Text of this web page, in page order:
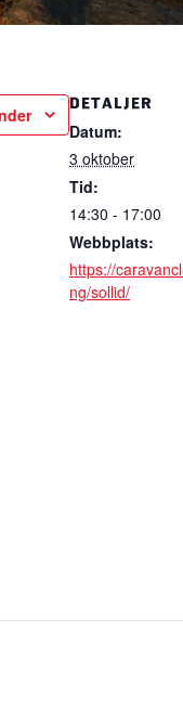
DETALJER
Datum:
3 oktober
Tid:
14:30 - 17:00
Webbplats:
https://
ng/sollid/